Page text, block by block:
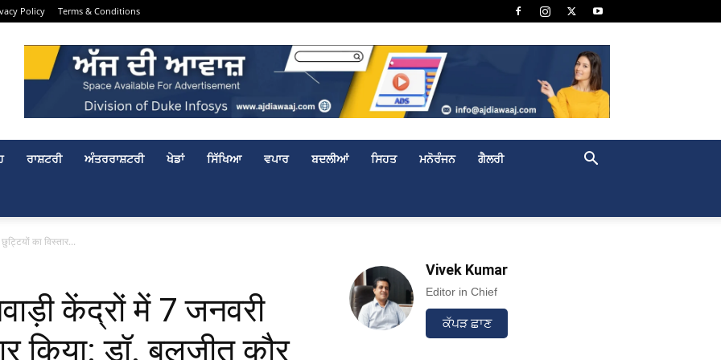
Policy Terms & Conditions
ਰਾਸ਼ਟਰੀ ਅੰਤਰਰਾਸ਼ਟਰੀ ਖੇਡਾਂ ਸਿੱਖਿਆ ਵਪਾਰ ਬਦਲੀਆਂ ਸਿਹਤ ਮਨੋਰੰਜਨ ਗੈਲਰੀ
का विस्तार...
केंद्रों में 7 जनवरी
किया: डॉ. बलजीत कौर
Vivek Kumar
Editor in Chief
ਕੱਪੜ ਛਾਣ